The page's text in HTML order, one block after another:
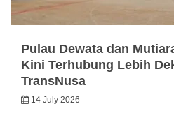
Pulau Dewata dan
Kini Terhubung Lebih
TransNusa
14 July 2026